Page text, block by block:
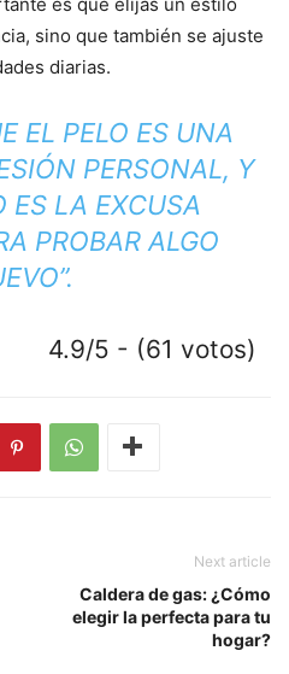
sino que también se ajuste
diarias.
EL PELO ES UNA
PERSONAL, Y
ES LA EXCUSA
PROBAR ALGO
4.9/5 - (61 votos)
Next article
Caldera de gas: ¿Cómo
elegir la perfecta para tu
hogar?